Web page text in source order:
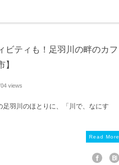
ビティも！足羽川の畔のカフ
views
足羽川のほとりに、「川で、なにす
Read More